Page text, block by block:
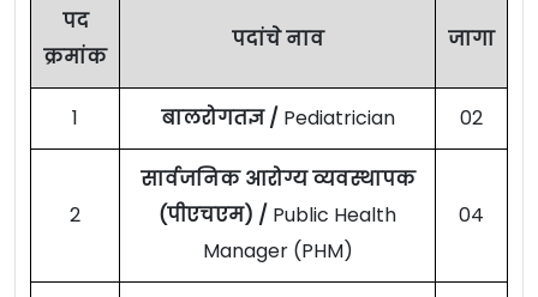
पद
क्रमांक
पदांचे नाव जागा
1 बालरोगतज्ञ / Pediatrician 02
2
सार्वजनिक आरोग्य व्यवस्थापक
(पीएचएम) / Public Health
Manager (PHM)
04